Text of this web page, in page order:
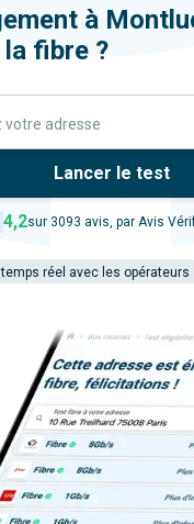
à
fibre ?
votre adresse
Lancer le test
4,2sur 3093 avis, par Avis
réel avec les opérateurs